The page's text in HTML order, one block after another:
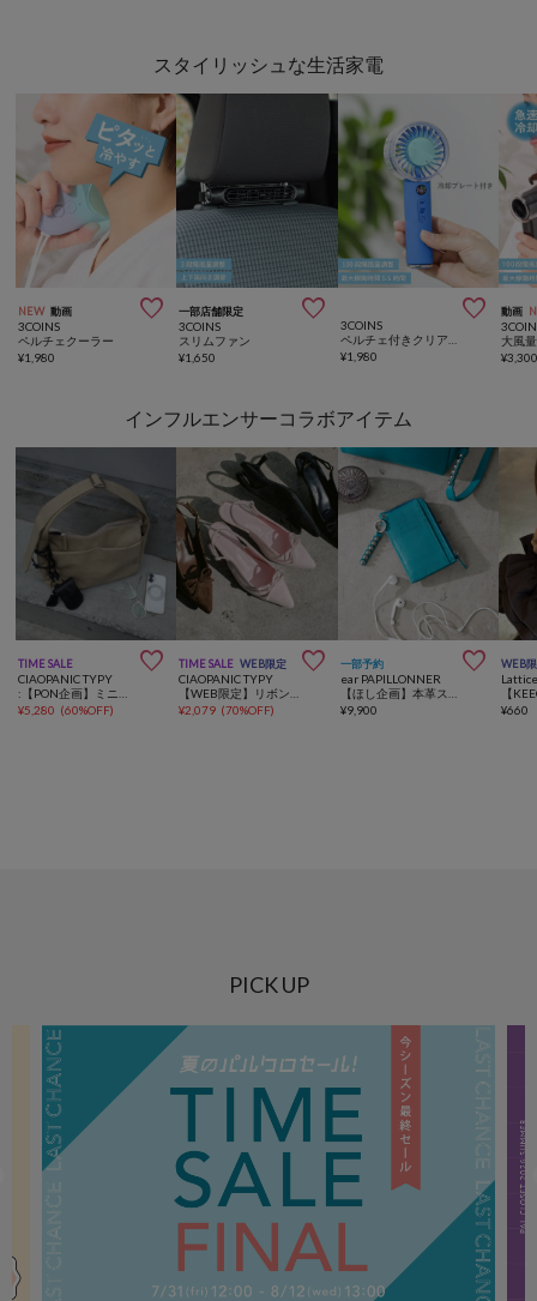
スタイリッシュな生活家電
NEW 動画 
3COINS
ペルチェクーラー
¥1,980
一部店舗限定 
3COINS
スリムファン
¥1,650

3COINS
¥1,980
動画
¥
インフルエンサーコラボアイテム
TIME SALE 
CIAOPANIC TYPY
¥5,280 (60%OFF)
TIME SALE WEB限定 
CIAOPANIC TYPY
¥2,079 (70%OFF)
一部予約 
ear PAPILLONNER
¥9,900
WEB
¥660
PICK UP